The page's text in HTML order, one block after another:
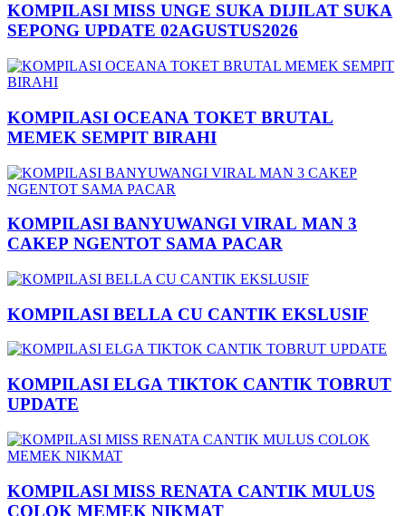
KOMPILASI MISS UNGE SUKA DIJILAT SUKA
SEPONG UPDATE 02AGUSTUS2026
KOMPILASI OCEANA TOKET BRUTAL
MEMEK SEMPIT BIRAHI
KOMPILASI BANYUWANGI VIRAL MAN 3
CAKEP NGENTOT SAMA PACAR
KOMPILASI BELLA CU CANTIK EKSLUSIF
KOMPILASI ELGA TIKTOK CANTIK TOBRUT
UPDATE
KOMPILASI MISS RENATA CANTIK MULUS
COLOK MEMEK NIKMAT